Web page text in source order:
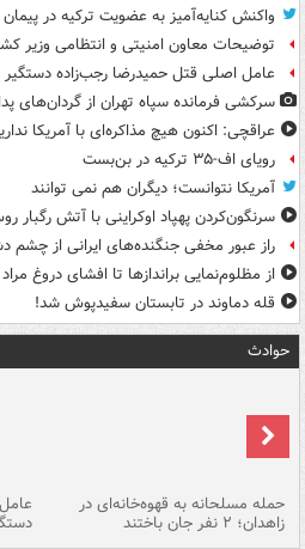
واکنش کنایه‌آمیز به عضویت ترکیه در
توضیحات معاون امنیتی و انتظامی وزیر
عامل اصلی قتل حمیدرضا رجب‌زاده
سرکشی فرمانده سپاه تهران از گردان‌های
عراقچی: اکنون هیچ مذاکره‌ای با آمریکا
رویای اف-۳۵ ترکیه در بن‌بست
آمریکا نتوانست؛ دیگران هم نمی توانند
سرنگون‌کردن پهپاد اوکراینی با آتش رگبار
راز عبور مخفی جنگنده‌های ایرانی از چشم
از مظلوم‌نمایی براندازها تا افشای دروغ
قله دماوند در تابستان سفیدپوش شد!
حوادث
حمله مسلحانه به قهوه‌خانه‌ای در
زاهدان؛ ۲ نفر جان باختند